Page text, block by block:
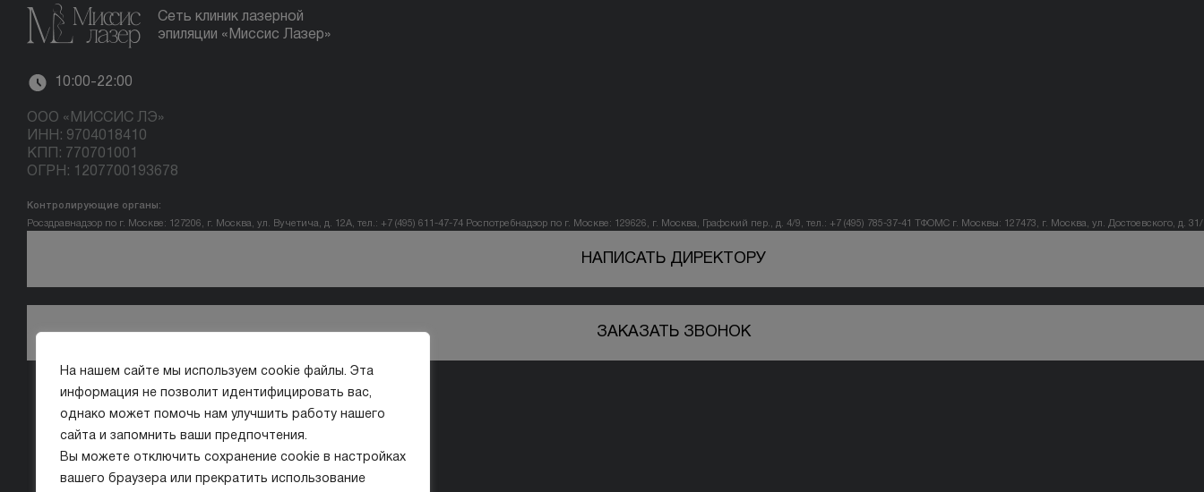
На нашем сайте мы используем cookie файлы. Эта
информация не позволит идентифицировать вас,
однако может помочь нам улучшить работу нашего
сайта и запомнить ваши предпочтения.
Вы можете отключить сохранение cookie в настройках
вашего браузера или прекратить использование
Сеть клиник лазерной
эпиляции «Миссис Лазер»
10:00-22:00
ООО «МИССИС ЛЭ»
ИНН: 9704018410
КПП: 770701001
ОГРН: 1207700193678
Контролирующие органы:
Росздравнадзор по г. Москве: 127206, г. Москва, ул. Вучетича, д. 12А, тел.: +7 (495) 611-47-74 Роспотребнадзор по г. Москве: 129626, г. Москва, Графский пер., д. 4/9, тел.: +7 (495) 785-37-41 ТФОМС г. Москвы: 127473, г. Москва, ул. Достоевского, д. 31/
НАПИСАТЬ ДИРЕКТОРУ
ЗАКАЗАТЬ ЗВОНОК